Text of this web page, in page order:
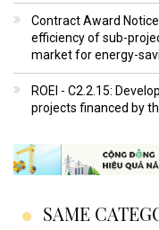
Contract Award
efficiency of sub-
market for energy-
ROEI - C2.2.15:
projects financed by
SAME